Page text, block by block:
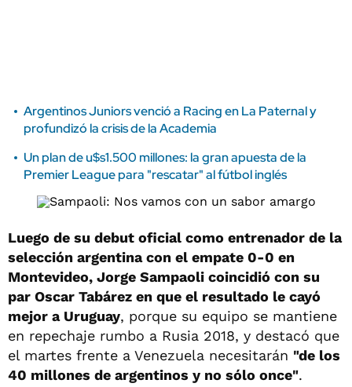
Argentinos Juniors venció a Racing en La Paternal y
profundizó la crisis de la Academia
Un plan de u$s1.500 millones: la gran apuesta de la
Premier League para "rescatar" al fútbol inglés
Luego de su debut oficial como entrenador de la
selección argentina con el empate 0-0 en
Montevideo, Jorge Sampaoli coincidió con su
par Oscar Tabárez en que el resultado le cayó
mejor a Uruguay, porque su equipo se mantiene
en repechaje rumbo a Rusia 2018, y destacó que
el martes frente a Venezuela necesitarán "de los
40 millones de argentinos y no sólo once".